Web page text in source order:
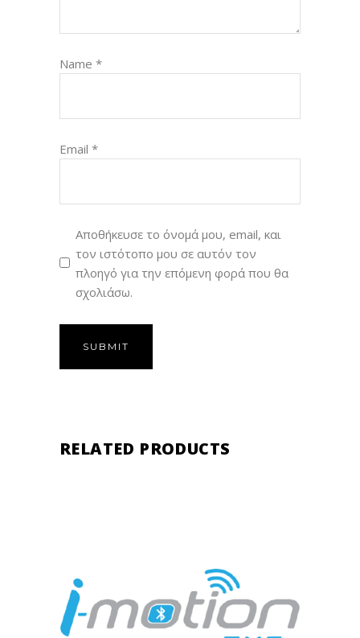
Name *
Email *
Αποθήκευσε το όνομά μου, email, και
τον ιστότοπο μου σε αυτόν τον
πλοηγό για την επόμενη φορά που θα
σχολιάσω.
RELATED PRODUCTS